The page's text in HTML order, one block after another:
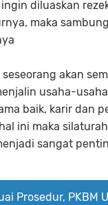
diluaskan
maka
akan
usaha-
baik, karir dan
ini maka
sangat
Prosedur, PKBM